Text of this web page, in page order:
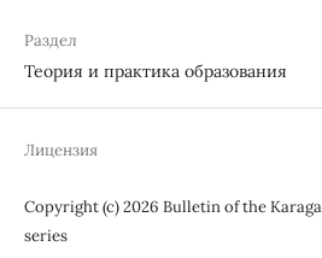
Раздел
Теория и практика образования
Лицензия
Copyright (c) 2026 Bulletin of the
series